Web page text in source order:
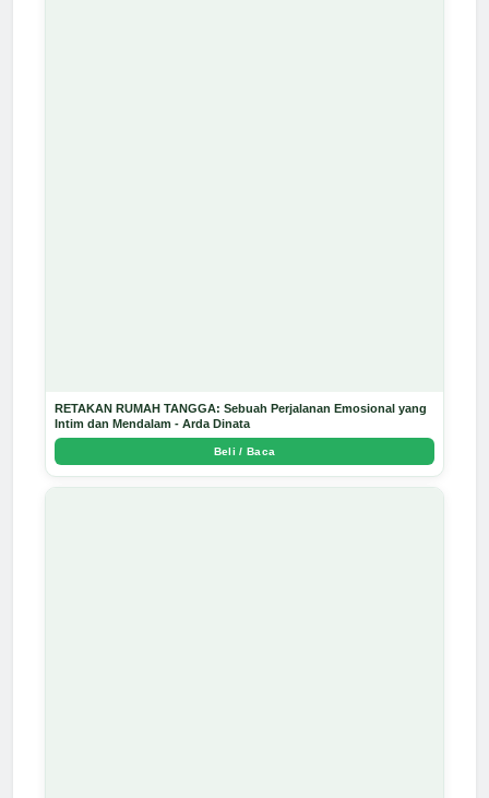
RETAKAN RUMAH TANGGA: Sebuah Perjalanan Emosional yang
Intim dan Mendalam - Arda Dinata
Beli / Baca